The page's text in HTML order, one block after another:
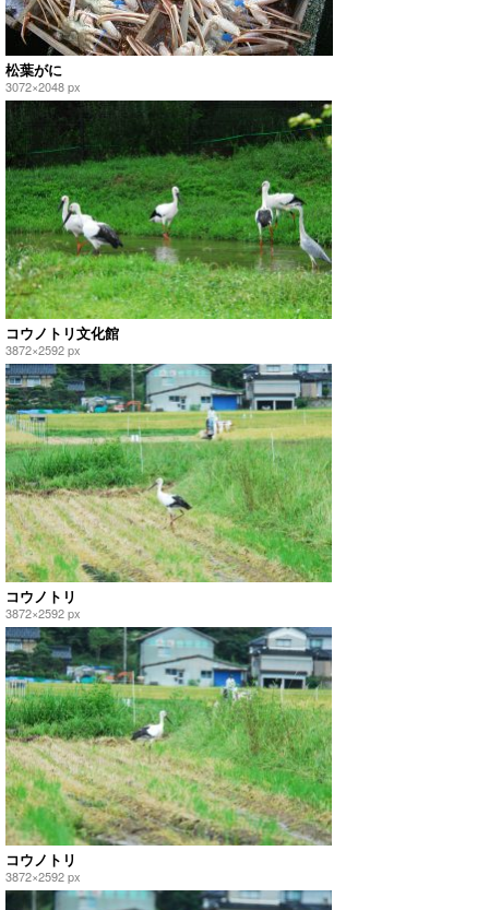
松葉がに
3072×2048 px
コウノトリ文化館
3872×2592 px
コウノトリ
3872×2592 px
コウノトリ
3872×2592 px